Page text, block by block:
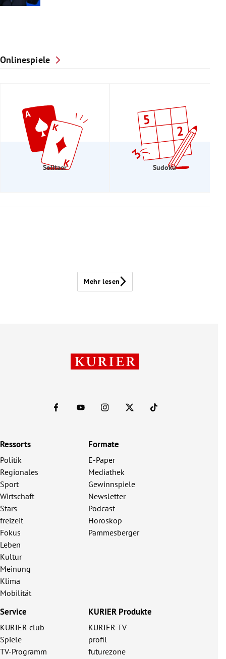
Onlinespiele
Solitaer Sudoku
Mehr lesen
Ressorts
Politik
Regionales
Sport
Wirtschaft
Stars
freizeit
Fokus
Leben
Kultur
Meinung
Klima
Mobilität
Formate
E-Paper
Mediathek
Gewinnspiele
Newsletter
Podcast
Horoskop
Pammesberger
Service
KURIER club
Spiele
TV-Programm
KURIER Produkte
KURIER TV
profil
futurezone